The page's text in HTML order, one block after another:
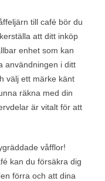
till café bör du
att ditt inköp
enhet som kan
användningen i ditt
välj ett märke känt
räkna med din
är vitalt för att
våfflor!
kan du försäkra dig
förra och att dina